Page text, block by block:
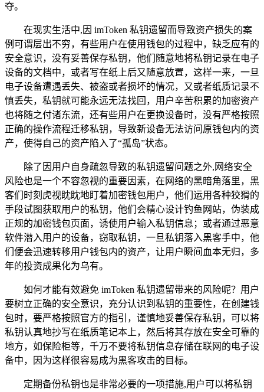
夺。
在现实生活中,因 imToken 私钥遗留而导致资产损失的案
例可谓层出不穷，有些用户在使用钱包的过程中，缺乏应有的
安全意识，没有妥善保存私钥，他们随意地将私钥记录在电子
设备的文档中，或者写在纸上后又随意放置，这样一来，一旦
电子设备遭遇丢失、被盗或者损坏的情况，又或者纸质记录不
慎丢失，私钥就可能永远无法找回，用户辛苦积累的加密资产
也将随之付诸东流，还有些用户在更换设备时，没有严格按照
正确的操作流程迁移私钥，导致新设备无法访问原钱包内的资
产，使得自己的资产陷入了“孤岛”状态。
除了因用户自身疏忽导致的私钥遗留问题之外,网络安全
风险也是一个不容忽视的重要因素，在网络的黑暗角落里，黑
客们时刻虎视眈眈地盯着加密钱包用户，他们运用各种狡猾的
手段试图获取用户的私钥，他们会精心设计钓鱼网站，伪装成
正规的加密钱包页面，诱使用户输入私钥信息；或者通过恶意
软件潜入用户的设备，窃取私钥，一旦私钥落入黑客手中，他
们便会迅速转移用户钱包内的资产，让用户瞬间血本无归，多
年的投资成果化为乌有。
如何才能有效避免 imToken 私钥遗留带来的风险呢？用户
要树立正确的安全意识，充分认识到私钥的重要性，在创建钱
包时，要严格按照官方的指引，谨慎地妥善保存私钥，可以将
私钥认真地抄写在纸质笔记本上，然后将其存放在安全可靠的
地方，如保险柜等，千万不要将私钥信息存储在联网的电子设
备中，因为这样很容易成为黑客攻击的目标。
定期备份私钥也是非常必要的一项措施,用户可以将私钥